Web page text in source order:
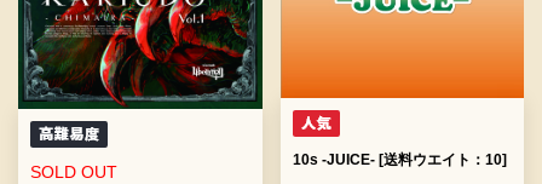
SOLD OUT
10s -JUICE- [送料ウエイト：10]